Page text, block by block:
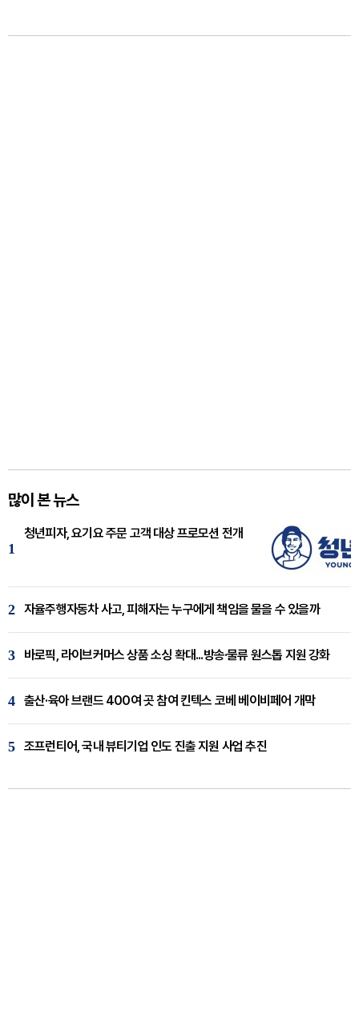
많이 본 뉴스
1
청년피자, 요기요 주문 고객 대상 프로모션 전개
2 자율주행자동차 사고, 피해자는 누구에게 책임을 물을 수 있을까
3 바로픽, 라이브커머스 상품 소싱 확대...방송·물류 원스톱 지원 강화
4 출산·육아 브랜드 400여 곳 참여 킨텍스 코베 베이비페어 개막
5 조프런티어, 국내 뷰티기업 인도 진출 지원 사업 추진